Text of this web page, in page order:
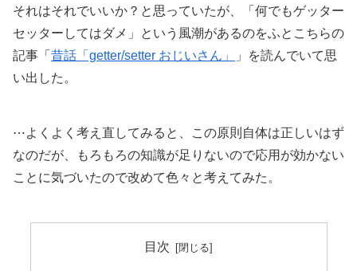
それはそれでいいか？と思っていたが、「何でもゲッター
セッターしてはダメ」という風潮があるのをふとこちらの
記事「 昔話「getter/setter おじいさん」
」を読んでいて思
い出した。
⋯よくよく考え直してみると、この原則自体は正しいはず
なのだが、もろもろの知識が足りないので応用が効かない
ことに気づいたので改めて色々と考えてみた。
目次